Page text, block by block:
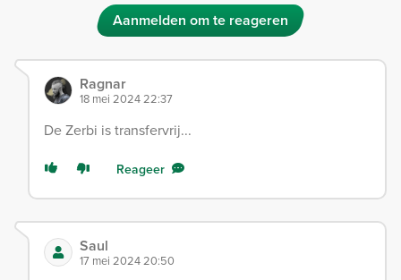
Aanmelden om te reageren
Ragnar
18 mei 2024 22:37
De Zerbi is transfervrij...
Reageer
Saul
17 mei 2024 20:50